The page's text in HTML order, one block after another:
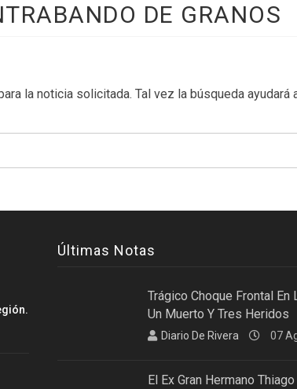
DE GRANOS
la noticia solicitada. Tal vez la búsqueda ayudará
Últimas Notas
Trágico Choque Frontal En
Un Muerto Y Tres Heridos
Diario De Rivera 07
El Ex Gran Hermano